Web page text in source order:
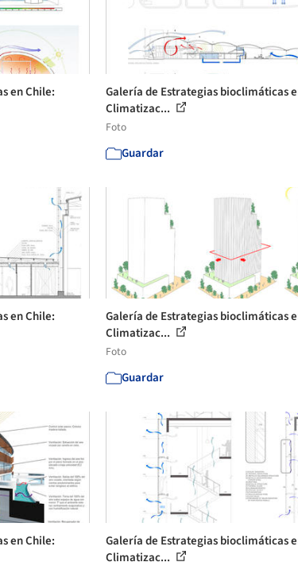
en Chile:
Galería de Estrategias bioclimáticas
Climatizac...
Foto
Guardar
en Chile:
Galería de Estrategias bioclimáticas
Climatizac...
Foto
Guardar
en Chile:
Galería de Estrategias bioclimáticas
Climatizac...